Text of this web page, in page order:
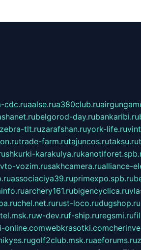
cdc.ruaalse.rua380club.ru
belgorod-day.rubankaribi.ru
zebra-tlt.ruzarafshan.ruyork-life.ru
trade-farm.rutajuncos.rutaksu.ru
shkurki-karakulya.ru
vozim.rusakhcamera.rualliance-
associaciya39.ruprimexpo.spb.ru
archery161.rubigencyclica.ru
chel.net.rurust-loco.rudugshop.ru
w-dev.ruf-ship.ruregsmi.ru
online.comwebkrasotki.com
golf2club.msk.ruaeforums.ru